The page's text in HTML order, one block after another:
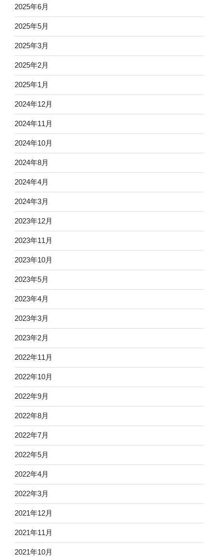
2025年6月
2025年5月
2025年3月
2025年2月
2025年1月
2024年12月
2024年11月
2024年10月
2024年8月
2024年4月
2024年3月
2023年12月
2023年11月
2023年10月
2023年5月
2023年4月
2023年3月
2023年2月
2022年11月
2022年10月
2022年9月
2022年8月
2022年7月
2022年5月
2022年4月
2022年3月
2021年12月
2021年11月
2021年10月